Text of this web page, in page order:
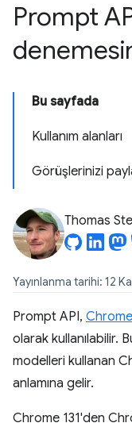
Prompt
Bu sayfada
Kullanım alanları
Görüşlerinizi
Thomas
Yayınlanma tarihi: 12
Prompt API,
olarak kullanılabilir.
modelleri kullanan
anlamına gelir.
Chrome 131'den